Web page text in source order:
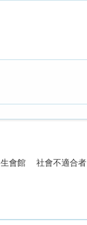
會館 社會不適合者